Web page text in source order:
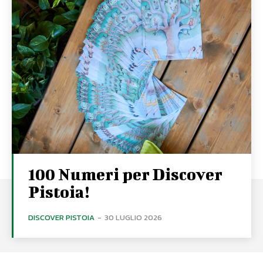
100 Numeri per Discover
Pistoia!
DISCOVER PISTOIA - 30 LUGLIO 2026